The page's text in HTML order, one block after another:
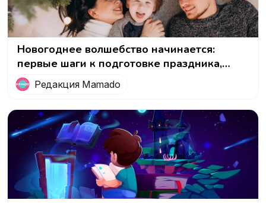
Новогоднее волшебство начинается:
первые шаги к подготовке праздника,
который запомнится!
Редакция Mamado